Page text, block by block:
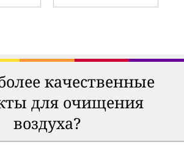
качественные
для очищения
воздуха?